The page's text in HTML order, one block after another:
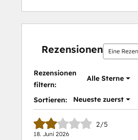
Rezensionen Eine
Rezensionen
filtern:
Alle Sterne
Sortieren: Neueste zuerst
2/5
18. Juni 2026